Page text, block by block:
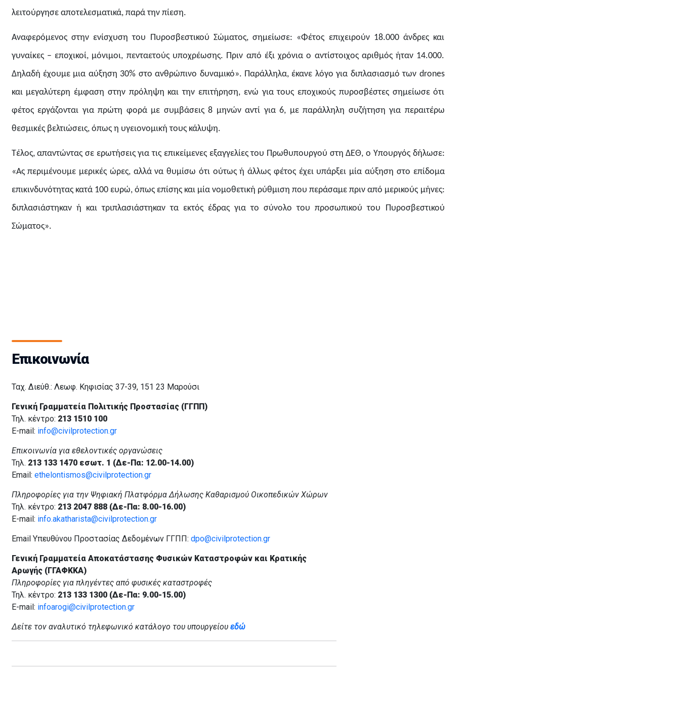
λειτούργησε αποτελεσματικά, παρά την πίεση.
Αναφερόμενος στην ενίσχυση του Πυροσβεστικού Σώματος, σημείωσε: «Φέτος επιχειρούν 18.000 άνδρες και
γυναίκες – εποχικοί, μόνιμοι, πενταετούς υποχρέωσης. Πριν από έξι χρόνια ο αντίστοιχος αριθμός ήταν 14.000.
Δηλαδή έχουμε μια αύξηση 30% στο ανθρώπινο δυναμικό». Παράλληλα, έκανε λόγο για διπλασιασμό των drones
και μεγαλύτερη έμφαση στην πρόληψη και την επιτήρηση, ενώ για τους εποχικούς πυροσβέστες σημείωσε ότι
φέτος εργάζονται για πρώτη φορά με συμβάσεις 8 μηνών αντί για 6, με παράλληλη συζήτηση για περαιτέρω
θεσμικές βελτιώσεις, όπως η υγειονομική τους κάλυψη.
Τέλος, απαντώντας σε ερωτήσεις για τις επικείμενες εξαγγελίες του Πρωθυπουργού στη ΔΕΘ, ο Υπουργός δήλωσε:
«Ας περιμένουμε μερικές ώρες, αλλά να θυμίσω ότι ούτως ή άλλως φέτος έχει υπάρξει μία αύξηση στο επίδομα
επικινδυνότητας κατά 100 ευρώ, όπως επίσης και μία νομοθετική ρύθμιση που περάσαμε πριν από μερικούς μήνες:
διπλασιάστηκαν ή και τριπλασιάστηκαν τα εκτός έδρας για το σύνολο του προσωπικού του Πυροσβεστικού
Σώματος».
Επικοινωνία
Ταχ. Διεύθ.: Λεωφ. Κηφισίας 37-39, 151 23 Μαρούσι
Γενική Γραμματεία Πολιτικής Προστασίας (ΓΓΠΠ)
Τηλ. κέντρο: 213 1510 100
E-mail: info@civilprotection.gr
Επικοινωνία για εθελοντικές οργανώσεις
Τηλ. 213 133 1470 εσωτ. 1 (Δε-Πα: 12.00-14.00)
Email: ethelontismos@civilprotection.gr
Πληροφορίες για την Ψηφιακή Πλατφόρμα Δήλωσης Καθαρισμού Οικοπεδικών Χώρων
Τηλ. κέντρο: 213 2047 888 (Δε-Πα: 8.00-16.00)
E-mail: info.akatharista@civilprotection.gr
Email Υπευθύνου Προστασίας Δεδομένων ΓΓΠΠ: dpo@civilprotection.gr
Γενική Γραμματεία Αποκατάστασης Φυσικών Καταστροφών και Κρατικής
Αρωγής (ΓΓΑΦΚΚΑ)
Πληροφορίες για πληγέντες από φυσικές καταστροφές
Τηλ. κέντρο: 213 133 1300 (Δε-Πα: 9.00-15.00)
E-mail: infoarogi@civilprotection.gr
Δείτε τον αναλυτικό τηλεφωνικό κατάλογο του υπουργείου εδώ